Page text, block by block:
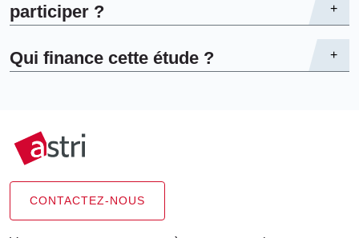
participer ?
+
Qui finance cette étude ? +
CONTACTEZ-NOUS